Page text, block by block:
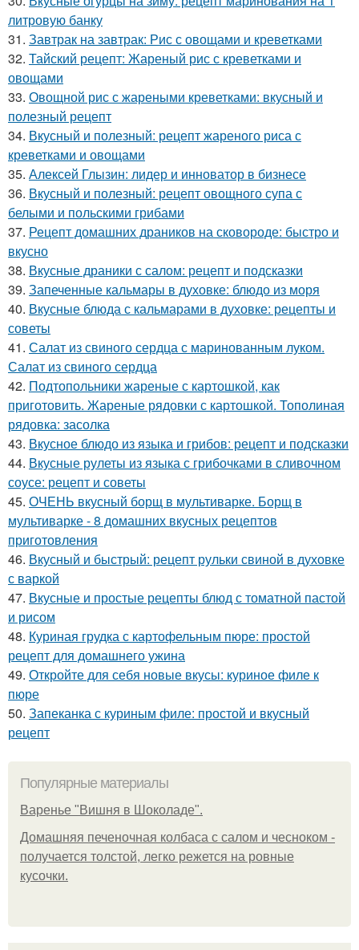
литровую банку
31. Завтрак на завтрак: Рис с овощами и креветками
32. Тайский рецепт: Жареный рис с креветками и
овощами
33. Овощной рис с жареными креветками: вкусный и
полезный рецепт
34. Вкусный и полезный: рецепт жареного риса с
креветками и овощами
35. Алексей Глызин: лидер и инноватор в бизнесе
36. Вкусный и полезный: рецепт овощного супа с
белыми и польскими грибами
37. Рецепт домашних драников на сковороде: быстро и
вкусно
38. Вкусные драники с салом: рецепт и подсказки
39. Запеченные кальмары в духовке: блюдо из моря
40. Вкусные блюда с кальмарами в духовке: рецепты и
советы
41. Салат из свиного сердца с маринованным луком.
Салат из свиного сердца
42. Подтопольники жареные с картошкой, как
приготовить. Жареные рядовки с картошкой. Тополиная
рядовка: засолка
43. Вкусное блюдо из языка и грибов: рецепт и подсказки
44. Вкусные рулеты из языка с грибочками в сливочном
соусе: рецепт и советы
45. ОЧЕНЬ вкусный борщ в мультиварке. Борщ в
мультиварке - 8 домашних вкусных рецептов
приготовления
46. Вкусный и быстрый: рецепт рульки свиной в духовке
с варкой
47. Вкусные и простые рецепты блюд с томатной пастой
и рисом
48. Куриная грудка с картофельным пюре: простой
рецепт для домашнего ужина
49. Откройте для себя новые вкусы: куриное филе к
пюре
50. Запеканка с куриным филе: простой и вкусный
рецепт
Популярные материалы
Варенье "Вишня в Шоколаде".
Домашняя печеночная колбаса с салом и чесноком -
получается толстой, легко режется на ровные
кусочки.